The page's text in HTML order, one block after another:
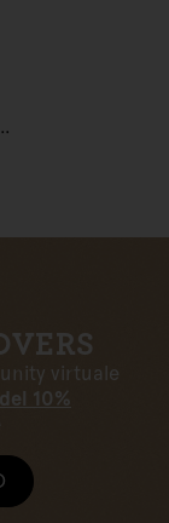
virtuale
10%